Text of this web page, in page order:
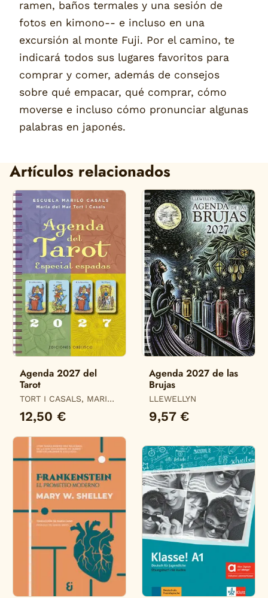
ramen, baños termales y una sesión de
fotos en kimono-- e incluso en una
excursión al monte Fuji. Por el camino, te
indicará todos sus lugares favoritos para
comprar y comer, además de consejos
sobre qué empacar, qué comprar, cómo
moverse e incluso cómo pronunciar algunas
palabras en japonés.
Artículos relacionados
Agenda 2027 del
Tarot
TORT I CASALS, MARIA
12,50 €
Agenda 2027 de las
Brujas
LLEWELLYN
9,57 €